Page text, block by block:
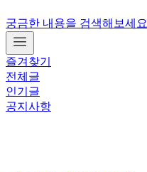
궁금한 내용을 검색해보세요
즐겨찾기
전체글
인기글
공지사항